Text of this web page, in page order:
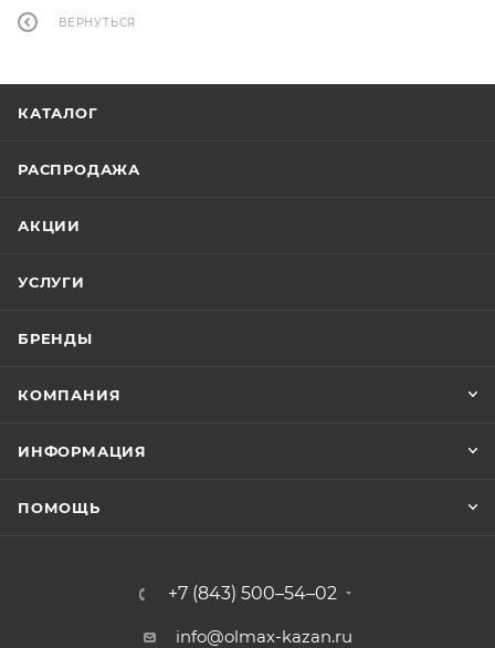
ВЕРНУТЬСЯ
КАТАЛОГ
РАСПРОДАЖА
АКЦИИ
УСЛУГИ
БРЕНДЫ
КОМПАНИЯ
ИНФОРМАЦИЯ
ПОМОЩЬ
+7 (843) 500–54–02
info@olmax-kazan.ru